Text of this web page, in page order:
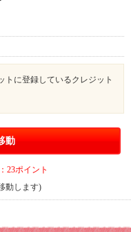
トに登録しているクレジット
動
23ポイント
動します)